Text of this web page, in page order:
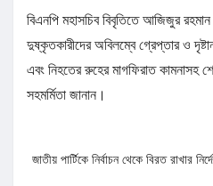
বিএনপি মহাসচিব বিবৃতিতে আজিজুর রহমান
দুষ্কৃতকারীদের অবিলম্বে গ্রেপ্তার ও
এবং নিহতের রুহের মাগফিরাত কামনাসহ
সহমর্মিতা জানান।
জাতীয় পার্টিকে নির্বাচন থেকে বিরত রাখার